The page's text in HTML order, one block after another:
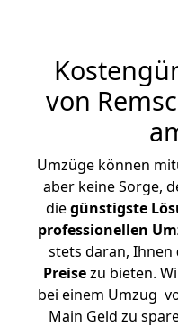
von
Umzüge können
aber keine Sorge,
diegünstigste
professionellen
stets daran, Ihnen
Preisezu bieten.
bei einem Umzug
Main Geld zu